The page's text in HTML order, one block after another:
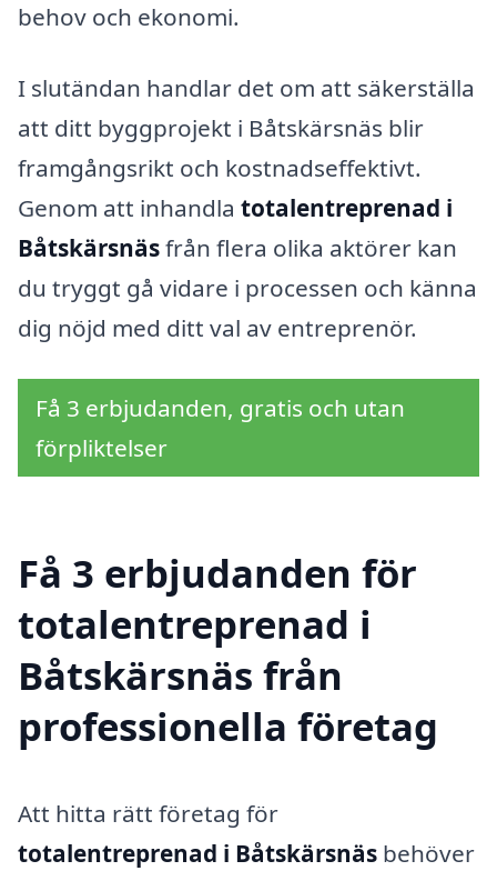
behov och ekonomi.
I slutändan handlar det om att säkerställa
att ditt byggprojekt i Båtskärsnäs blir
framgångsrikt och kostnadseffektivt.
Genom att inhandla totalentreprenad i
Båtskärsnäsfrån flera olika aktörer kan
du tryggt gå vidare i processen och känna
dig nöjd med ditt val av entreprenör.
Få 3 erbjudanden, gratis och utan
förpliktelser
Få 3 erbjudanden för
totalentreprenad i
Båtskärsnäs från
professionella företag
Att hitta rätt företag för
totalentreprenad i Båtskärsnäs behöver